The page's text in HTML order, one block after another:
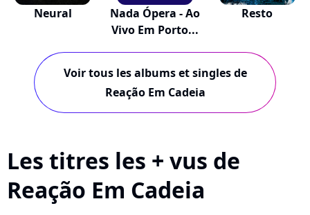
Neural
Nada Ópera - Ao
Vivo Em Porto...
Resto
Voir tous les albums et singles de
Reação Em Cadeia
Les titres les + vus de
Reação Em Cadeia